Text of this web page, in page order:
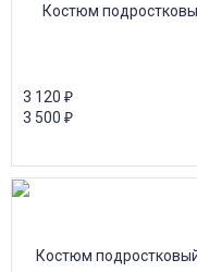
3 120 ₽
3 500 ₽